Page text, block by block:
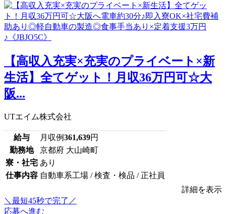
【高収入充実×充実のプライベート×新
生活】全てゲット！月収36万円可☆大
阪...
UTエイム株式会社
給与 月収例361,639円
勤務地
京都府 大山崎町
寮・社宅 あり
仕事内容 自動車系工場 / 検査・検品 / 正社員
詳細を表示
＼最短45秒で完了／
応募へ進む